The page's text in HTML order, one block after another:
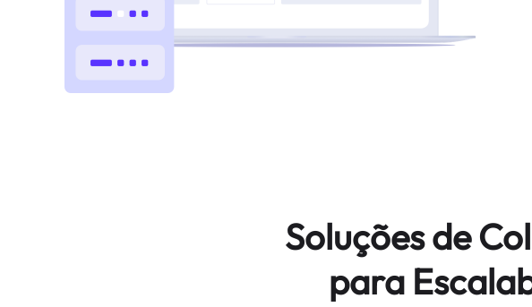
Soluções de
para